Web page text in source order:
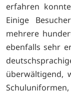
erfahren
Einige
mehrere
ebenfalls sehr
überwältigend,